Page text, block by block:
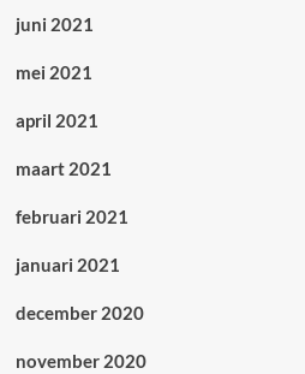
juni 2021
mei 2021
april 2021
maart 2021
februari 2021
januari 2021
december 2020
november 2020